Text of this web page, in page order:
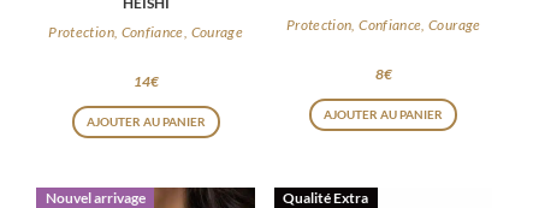
Protection, Confiance, Courage
14€
AJOUTER AU PANIER
Protection, Confiance, Courage
8€
AJOUTER AU PANIER
Nouvel arrivage Qualité Extra